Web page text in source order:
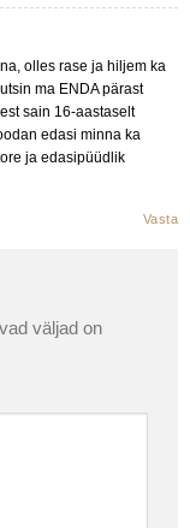
olles rase ja hiljem ka
ma ENDA pärast
sain 16-aastaselt
edasi minna ka
ja edasipüüdlik
Vasta
väljad on